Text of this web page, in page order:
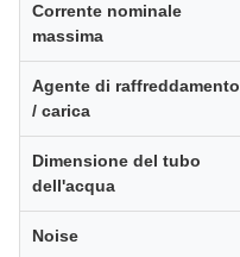
Corrente nominale
massima
Agente di raffreddamento
/ carica
Dimensione del tubo
dell'acqua
Noise